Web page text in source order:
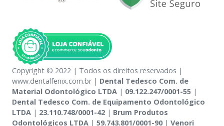
Copyright © 2022 | Todos os direitos reservados |
www.dentalfenix.com.br | Dental Tedesco Com. de
Material Odontológico LTDA | 09.122.247/0001-55 |
Dental Tedesco Com. de Equipamento Odontológico
LTDA | 23.110.748/0001-42 | Brum Produtos
Odontológicos LTDA | 59.743.801/0001-90| Venori